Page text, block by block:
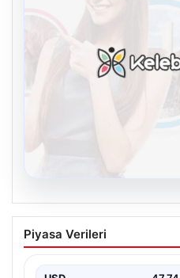
08.08.2026
Kelebek chat
Seviyeli Adresi Ve
kurması ciddi bir değer
Piyasa Verileri